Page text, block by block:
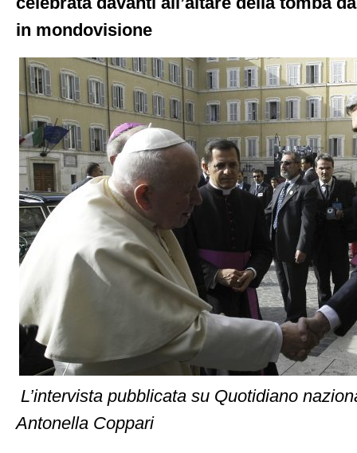
in mondovisione
L’intervista pubblicata su Quotidiano
Antonella Coppari